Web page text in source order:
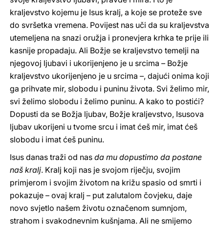
kraljevstvo kojemu je Isus kralj, a koje se proteže sve
do svršetka vremena. Povijest nas uči da su kraljevstva
utemeljena na snazi oružja i pronevjera krhka te prije ili
kasnije propadaju. Ali Božje se kraljevstvo temelji na
njegovoj ljubavi i ukorijenjeno je u srcima – Božje
kraljevstvo ukorijenjeno je u srcima –, dajući onima koji
ga prihvate mir, slobodu i puninu života. Svi želimo mir,
svi želimo slobodu i želimo puninu. A kako to postići?
Dopusti da se Božja ljubav, Božje kraljevstvo, Isusova
ljubav ukorijeni u tvome srcu i imat ćeš mir, imat ćeš
slobodu i imat ćeš puninu.
Isus danas traži od nas da mu dopustimo da postane
naš kralj. Kralj koji nas je svojom riječju, svojim
primjerom i svojim životom na križu spasio od smrti i
pokazuje – ovaj kralj – put zalutalom čovjeku, daje
novo svjetlo našem životu označenom sumnjom,
strahom i svakodnevnim kušnjama. Ali ne smijemo